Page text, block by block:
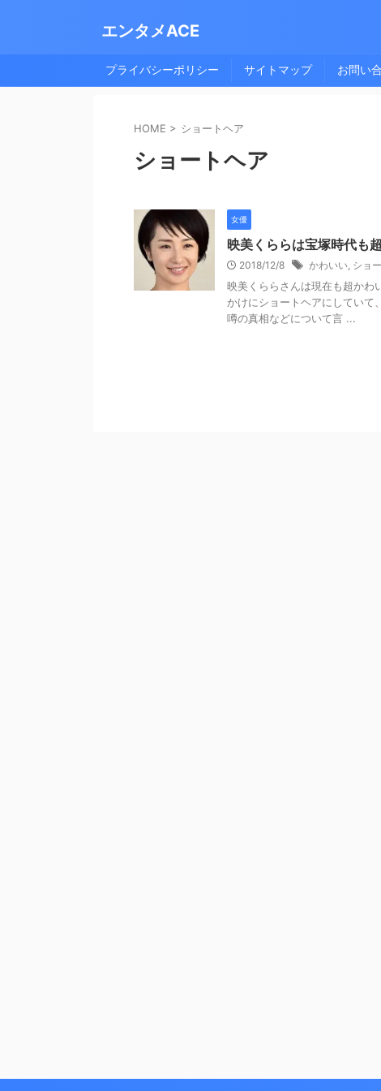
エンタメACE
プライバシーポリシー サイトマップ お問い
HOME > ショートヘア
ショートヘア
女優
映美くららは宝塚時代も
2018/12/8 かわいい, ショ
映美くららさんは現在も超かわ
かけにショートヘアにしていて
噂の真相などについて言 ...